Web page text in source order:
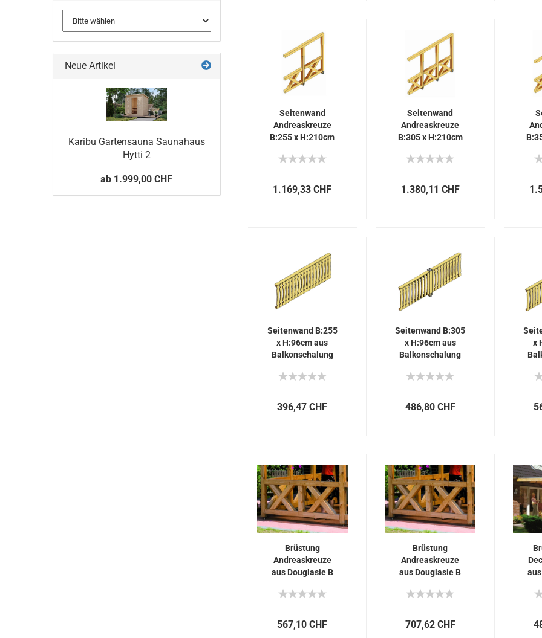
Seitenwand
Andreaskreuze
B:255 x H:210cm
1.169,33 CHF
Seitenwand
Andreaskreuze
B:305 x H:210cm
1.380,11 CHF
Seitenwand B:255
x H:96cm aus
Balkonschalung
396,47 CHF
Seitenwand B:305
x H:96cm aus
Balkonschalung
486,80 CHF
x
Brüstung
Andreaskreuze
aus Douglasie B
567,10 CHF
Brüstung
Andreaskreuze
aus Douglasie B
707,62 CHF
Neue Artikel
Karibu Gartensauna Saunahaus
Hytti 2
ab 1.999,00 CHF